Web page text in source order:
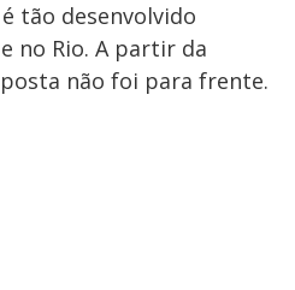
tão desenvolvido
no Rio. A partir da
não foi para frente.